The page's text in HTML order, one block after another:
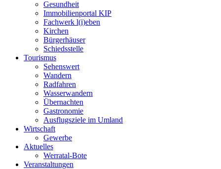
Gesundheit
Immobilienportal KIP
Fachwerk l(i)eben
Kirchen
Bürgerhäuser
Schiedsstelle
Tourismus
Sehenswert
Wandern
Radfahren
Wasserwandern
Übernachten
Gastronomie
Ausflugsziele im Umland
Wirtschaft
Gewerbe
Aktuelles
Werratal-Bote
Veranstaltungen